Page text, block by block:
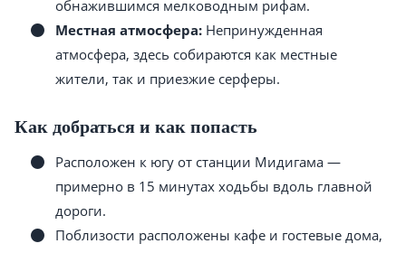
обнажившимся мелководным рифам.
Местная атмосфера: Непринужденная
атмосфера, здесь собираются как местные
жители, так и приезжие серферы.
Как добраться и как попасть
Расположен к югу от станции Мидигама —
примерно в 15 минутах ходьбы вдоль главной
дороги.
Поблизости расположены кафе и гостевые дома,